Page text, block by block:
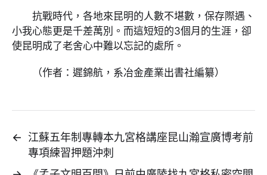
抗戰時代，各地來昆明的人數不堪數，保存際遇、
小我心態更是千差萬別。而這短短的3個月的生涯，卻
使昆明成了老舍心中難以忘記的處所。
（作者：遲錦航，系冶金產業出書社編纂）
←
江蘇五年制專轉本九宮格講座昆山瀚宣廣博考前
專項練習押題沖刺